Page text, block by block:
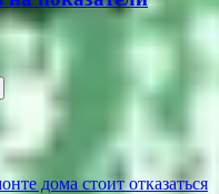
дома стоит отказаться